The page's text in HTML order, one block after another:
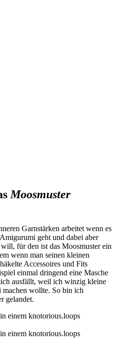
Moosmuster
Garnstärken arbeitet wenn es
geht und dabei aber
für den ist das Moosmuster ein
wenn man seinen kleinen
Accessoires und Fits
einmal dringend eine Masche
ausfällt, weil ich winzig kleine
wollte. So bin ich
gelandet.